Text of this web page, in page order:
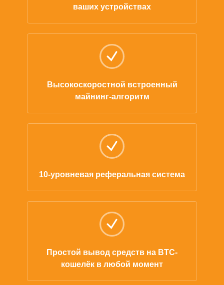
ваших устройствах
Высокоскоростной встроенный
майнинг-алгоритм
10-уровневая реферальная система
Простой вывод средств на BTC-
кошелёк в любой момент